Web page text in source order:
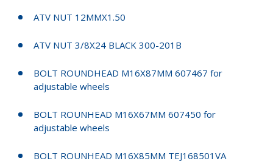
ATV NUT 12MMX1.50
ATV NUT 3/8X24 BLACK 300-201B
BOLT ROUNDHEAD M16X87MM 607467 for
adjustable wheels
BOLT ROUNHEAD M16X67MM 607450 for
adjustable wheels
BOLT ROUNHEAD M16X85MM TEJ168501VA